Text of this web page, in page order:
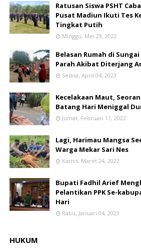
Ratusan Siswa PSHT
Pusat Madiun Ikuti Tes
Tingkat Putih
Minggu, Mei 29, 2022
Belasan Rumah di
Parah Akibat Diterjang
Selasa, April 04, 2023
Kecelakaan Maut,
Batang Hari Meniggal
Jumat, Februari 11, 2022
Lagi, Harimau Mangsa
Warga Mekar Sari Nes
Kamis, Maret 24, 2022
Bupati Fadhil Arief
Pelantikan PPK Se-
Hari
Rabu, Januari 04, 2023
HUKUM